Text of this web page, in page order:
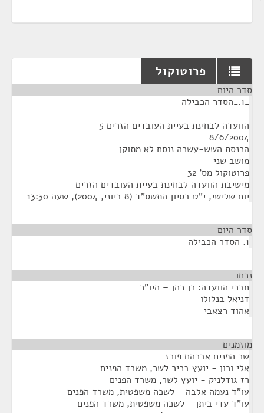
פרוטוקול
סדר היום
_1._הסדר הכבילה
הוועדה לבחינת בעיית העובדים הזרים 5
8/6/2004
הכנסת השש-עשרה נוסח לא מתוקן
מושב שני
פרוטוקול מס' 32
מישיבת הוועדה לבחינת בעיית העובדים הזרים
‏יום שלישי, י"ט בסיון התשס"ד (‏8 ביוני, 2004), שעה 13:30
סדר היום
1. הסדר הכבילה
נכחו
חברי הוועדה: רן כהן – היו"ר
דניאל בנלולו
אהוד רצאבי
מוזמנים
שר הפנים אברהם פורז
אלי ורון - יועץ בכיר לשר, משרד הפנים
רז גודלניק - יועץ לשר, משרד הפנים
עו"ד נעמה אלבה - לשכה משפטית, משרד הפנים
עו"ד עדי ביתן - לשכה משפטית, משרד הפנים